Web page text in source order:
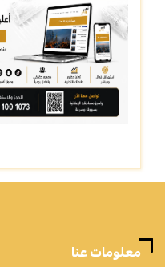
معلومات عنا